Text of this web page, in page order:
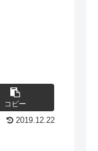
コピー
2019.12.22